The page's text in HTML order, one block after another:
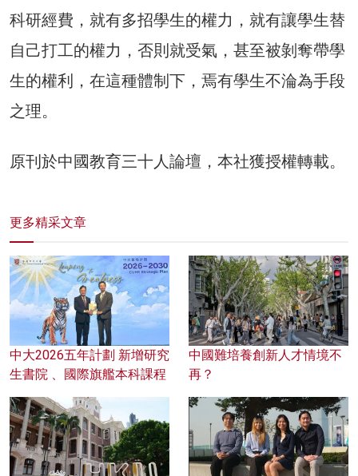
科研經費，就有多招學生的權力，就有讓學生替
自己打工的權力，否則就受氣，甚至被剝奪帶學
生的權利，在這種體制下，焉有學生不淪為手段
之理。
原刊於中國教育三十人論壇，本社獲授權轉載。
更多精采文章
中大2026五年計劃 新增研究
生書院 、國際旗艦本科課程
中國難培養創新人才情境不
再？